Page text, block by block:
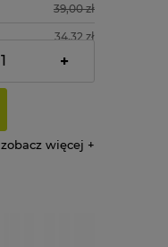
39,00 zł
34,32 zł
28,54 zł
+
zobacz więcej